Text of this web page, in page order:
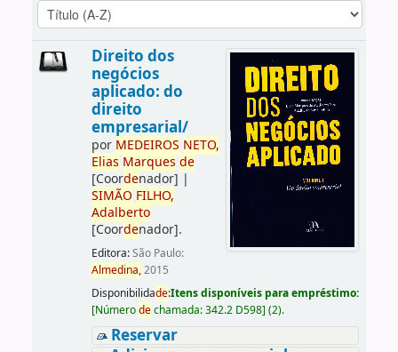
Direito dos
negócios
aplicado: do
direito
empresarial/
por MEDEIROS NETO,
Elias Marques de
[Coordenador] |
SIMÃO FILHO,
Adalberto
[Coordenador].
Editora:São Paulo:
Almedina,2015
Disponibilidade:Itens disponíveis para empréstimo:
[Númerodechamada:342.2 D598] (2).
Reservar